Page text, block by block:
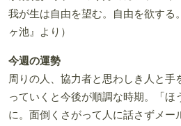
我が生は自由を望む。自由を欲する
ヶ池』より）
今週の運勢
周りの人、協力者と思わしき人と手
っていくと今後が順調な時期。「ほ
に。面倒くさがって人に話さずメー